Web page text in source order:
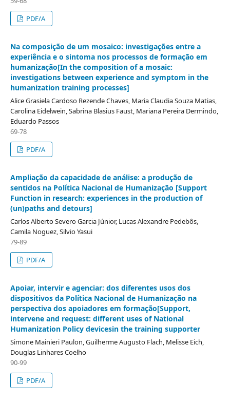
PDF/A
Na composição de um mosaico: investigações entre a
experiência e o sintoma nos processos de formação em
humanização[In the composition of a mosaic:
investigations between experience and symptom in the
humanization training processes]
Alice Grasiela Cardoso Rezende Chaves, Maria Claudia Souza Matias,
Carolina Eidelwein, Sabrina Blasius Faust, Mariana Pereira Dermindo,
Eduardo Passos
69-78
PDF/A
Ampliação da capacidade de análise: a produção de
sentidos na Política Nacional de Humanização [Support
Function in research: experiences in the production of
(un)paths and detours]
Carlos Alberto Severo Garcia Júnior, Lucas Alexandre Pedebôs,
Camila Noguez, Silvio Yasui
79-89
PDF/A
Apoiar, intervir e agenciar: dos diferentes usos dos
dispositivos da Política Nacional de Humanização na
perspectiva dos apoiadores em formação[Support,
intervene and request: different uses of National
Humanization Policy devicesin the training supporter
Simone Mainieri Paulon, Guilherme Augusto Flach, Melisse Eich,
Douglas Linhares Coelho
90-99
PDF/A